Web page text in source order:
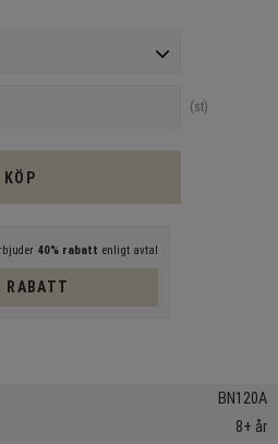
st
KÖP
40% rabatt enligt avtal
RABATT
BN120A
8+ år